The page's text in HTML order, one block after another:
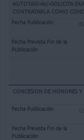
AUTOTAXI<br/>SOLICITA
CONTRATARLA COMO
CONCESION DE HONORES